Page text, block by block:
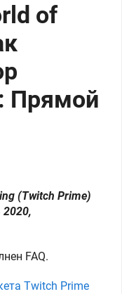
of
Прямой
(Twitch Prime)
2020,
FAQ.
Twitch Prime